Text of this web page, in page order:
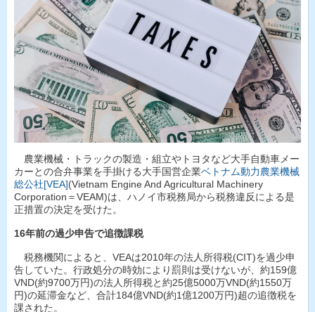
農業機械・トラックの製造・組立やトヨタなど大手自動車メー
カーとの合弁事業を手掛ける大手国営企業ベトナム動力農業機械
総公社[VEA](Vietnam Engine And Agricultural Machinery
Corporation＝VEAM)は、ハノイ市税務局から税務違反による是
正措置の決定を受けた。
16年前の過少申告で追徴課税
税務機関によると、VEAは2010年の法人所得税(CIT)を過少申
告していた。行政処分の時効により罰則は受けないが、約159億
VND(約9700万円)の法人所得税と約25億5000万VND(約1550万
円)の延滞金など、合計184億VND(約1億1200万円)超の追徴税を
課された。